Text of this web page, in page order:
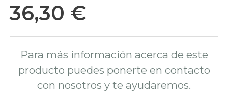
36,30 €
Para más información acerca de este
producto puedes ponerte en contacto
con nosotros y te ayudaremos.